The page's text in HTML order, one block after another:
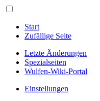
Start
Zufällige Seite
Letzte Änderungen
Spezialseiten
Wulfen-Wiki-Portal
Einstellungen